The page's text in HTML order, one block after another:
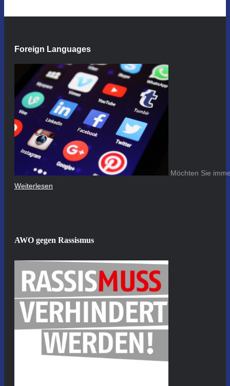
Foreign Languages
Möchten Sie
Weiterlesen
AWO gegen Rassismus